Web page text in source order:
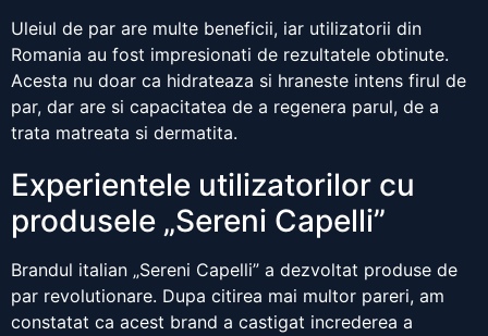
Uleiul de par are multe beneficii, iar utilizatorii din
Romania au fost impresionati de rezultatele obtinute.
Acesta nu doar ca hidrateaza si hraneste intens firul de
par, dar are si capacitatea de a regenera parul, de a
trata matreata si dermatita.
Experientele utilizatorilor cu
produsele „Sereni Capelli”
Brandul italian „Sereni Capelli” a dezvoltat produse de
par revolutionare. Dupa citirea mai multor pareri, am
constatat ca acest brand a castigat increderea a